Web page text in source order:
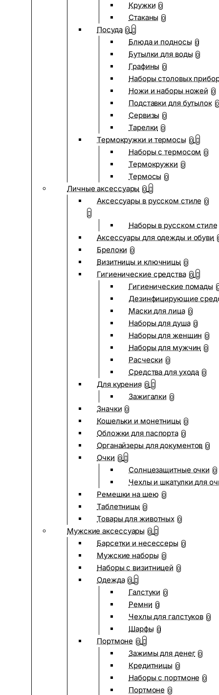
Кружки 0
Стаканы 0
Посуда 0
Блюда и подносы 0
Бутылки для воды 0
Графины 0
Наборы столовых
Ножи и наборы ножей 0
Подставки для бутылок 0
Сервизы 0
Тарелки 0
Термокружки и термосы 0
Наборы с термосом 0
Термокружки 0
Термосы 0
Личные аксессуары 0
Аксессуары в русском стиле 0
Наборы в русском стиле
Аксессуары для одежды и обуви
Брелоки 0
Визитницы и ключницы 0
Гигиенические средства 0
Гигиенические помады
Дезинфицирующие
Маски для лица 0
Наборы для душа 0
Наборы для женщин 0
Наборы для мужчин 0
Расчески 0
Средства для ухода 0
Для курения 0
Зажигалки 0
Значки 0
Кошельки и монетницы 0
Обложки для паспорта 0
Органайзеры для документов 0
Очки 0
Солнцезащитные очки 0
Чехлы и шкатулки для
Ремешки на шею 0
Таблетницы 0
Товары для животных 0
Мужские аксессуары 0
Барсетки и несессеры 0
Мужские наборы 0
Наборы с визитницей 0
Одежда 0
Галстуки 0
Ремни 0
Чехлы для галстуков 0
Шарфы 0
Портмоне 0
Зажимы для денег 0
Кредитницы 0
Наборы с портмоне 0
Портмоне 0